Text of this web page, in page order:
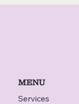
MENU
Services